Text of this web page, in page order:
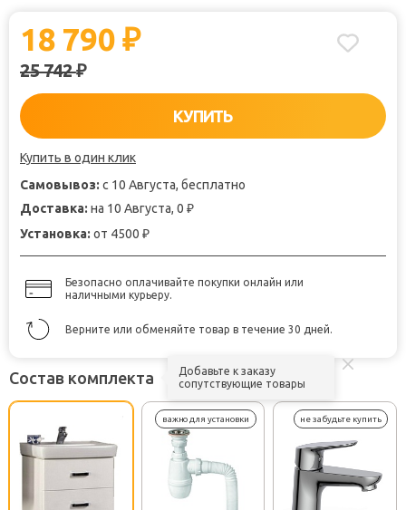
18 790 ₽
25 742₽
КУПИТЬ
Купить в один клик
Самовывоз: с 10 Августа, бесплатно
Доставка: на 10 Августа, 0 ₽
Установка: от 4500 ₽
Безопасно оплачивайте покупки онлайн или
наличными курьеру.
Верните или обменяйте товар в течение 30 дней.
Состав комплекта
Добавьте к заказу
сопутствующие товары